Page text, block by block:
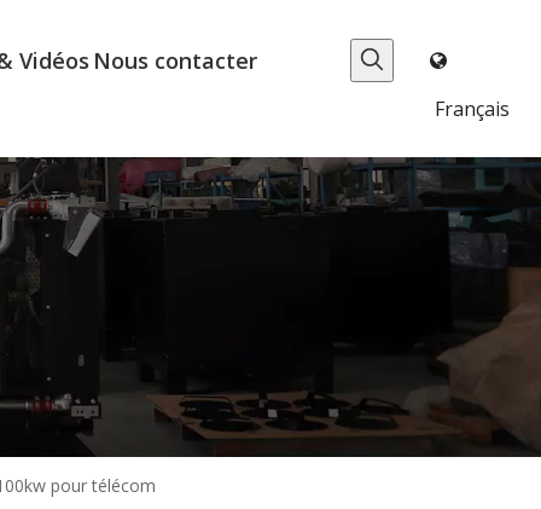
Vidéos Nous contacter
Français
pour télécom